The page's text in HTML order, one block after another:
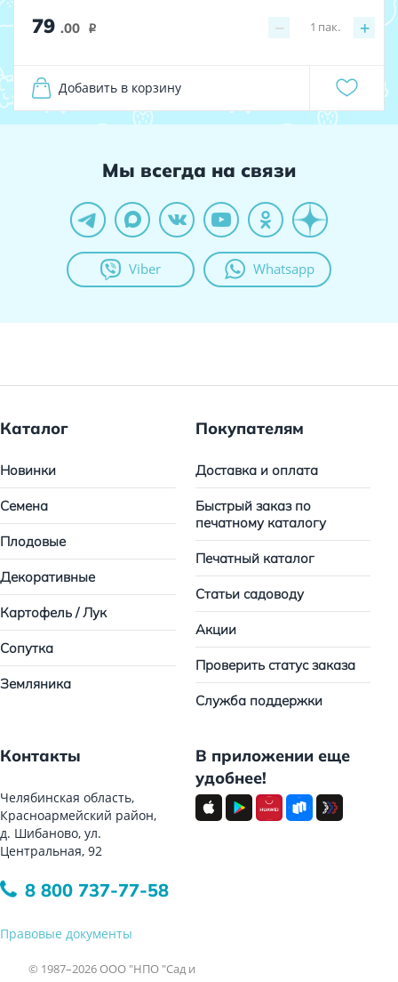
79 .00 i − +
1 пак.
Добавить в корзину
Мы всегда на связи
Viber Whatsapp
Каталог
Новинки
Семена
Плодовые
Декоративные
Картофель / Лук
Сопутка
Земляника
Покупателям
Доставка и оплата
Быстрый заказ по
печатному каталогу
Печатный каталог
Статьи садоводу
Акции
Проверить статус заказа
Служба поддержки
Контакты
Челябинская область,
Красноармейский район,
д. Шибаново, ул.
Центральная, 92
8 800 737-77-58
Правовые документы
© 1987–2026 ООО "НПО "Сад и
В приложении еще
удобнее!